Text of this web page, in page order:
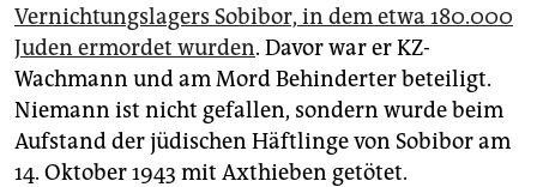
Vernichtungslagers Sobibor, in dem etwa 180.000
Juden ermordet wurden. Davor war er KZ-
Wachmann und am Mord Behinderter beteiligt.
Niemann ist nicht gefallen, sondern wurde beim
Aufstand der jüdischen Häftlinge von Sobibor am
14. Oktober 1943 mit Axthieben getötet.